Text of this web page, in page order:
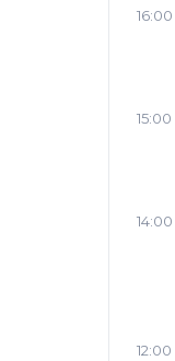
16:00
15:00
14:00
12:00